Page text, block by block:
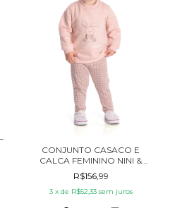
CONJUNTO CASACO E
CALCA FEMININO NINI &
BAMBINI
R$156,99
3 x de R$52,33 sem juros